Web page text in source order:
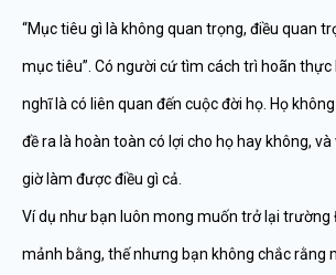
“Mục tiêu gì là không quan trọng, điều quan
mục tiêu”. Có người cứ tìm cách trì hoãn thực
nghĩ là có liên quan đến cuộc đời họ. Họ
đề ra là hoàn toàn có lợi cho họ hay không,
giờ làm được điều gì cả.
Ví dụ như bạn luôn mong muốn trở lại trường
mảnh bằng, thế nhưng bạn không chắc rằng